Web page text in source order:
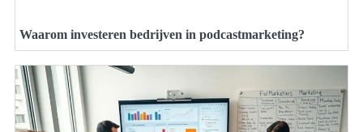
Waarom investeren bedrijven in podcastmarketing?